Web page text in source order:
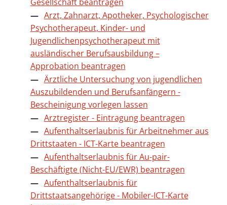
Arzt, Zahnarzt, Apotheker, Psychologischer
Psychotherapeut, Kinder- und
Jugendlichenpsychotherapeut mit
ausländischer Berufsausbildung –
Approbation beantragen
Ärztliche Untersuchung von jugendlichen
Auszubildenden und Berufsanfängern -
Bescheinigung vorlegen lassen
Arztregister - Eintragung beantragen
Aufenthaltserlaubnis für Arbeitnehmer aus
Drittstaaten - ICT-Karte beantragen
Aufenthaltserlaubnis für Au-pair-
Beschäftigte (Nicht-EU/EWR) beantragen
Aufenthaltserlaubnis für
Drittstaatsangehörige - Mobiler-ICT-Karte